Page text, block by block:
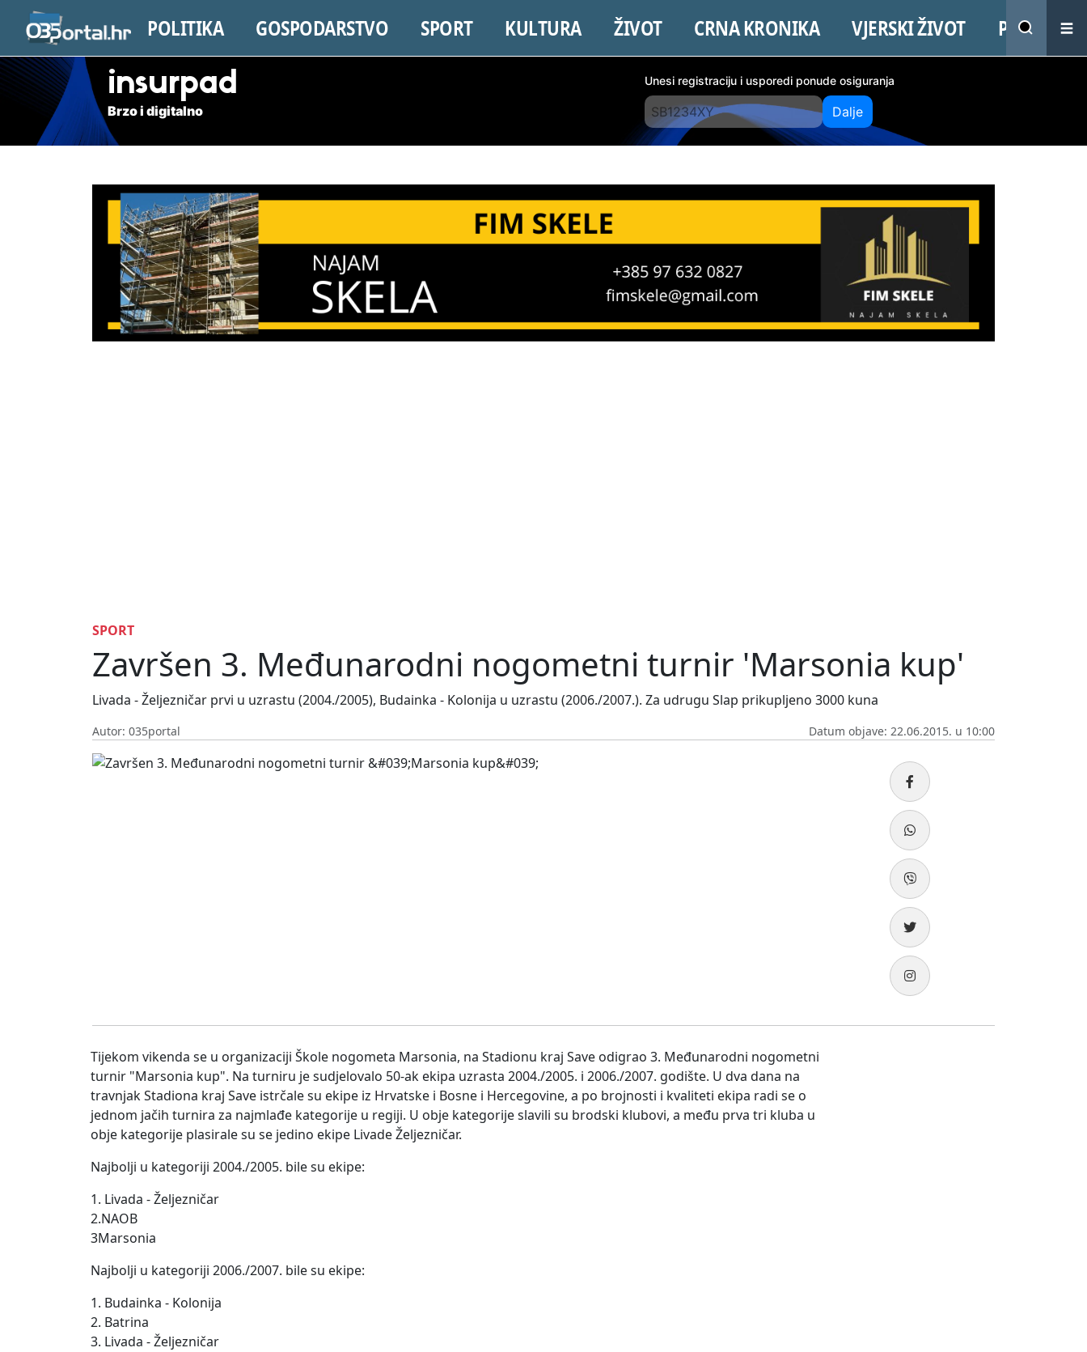
POLITIKA GOSPODARSTVO SPORT KULTURA ŽIVOT CRNA KRONIKA VJERSKI ŽIVOT PROMO
insurpad
Brzo i digitalno
Unesi registraciju i usporedi ponude osiguranja
Dalje
SPORT
Završen 3. Međunarodni nogometni turnir 'Marsonia kup'
Livada - Željezničar prvi u uzrastu (2004./2005), Budainka - Kolonija u uzrastu (2006./2007.). Za udrugu Slap prikupljeno 3000 kuna
Autor: 035portal Datum objave: 22.06.2015. u 10:00
Tijekom vikenda se u organizaciji Škole nogometa Marsonia, na Stadionu kraj Save odigrao 3. Međunarodni nogometni
turnir "Marsonia kup". Na turniru je sudjelovalo 50-ak ekipa uzrasta 2004./2005. i 2006./2007. godište. U dva dana na
travnjak Stadiona kraj Save istrčale su ekipe iz Hrvatske i Bosne i Hercegovine, a po brojnosti i kvaliteti ekipa radi se o
jednom jačih turnira za najmlađe kategorije u regiji. U obje kategorije slavili su brodski klubovi, a među prva tri kluba u
obje kategorije plasirale su se jedino ekipe Livade Željezničar.
Najbolji u kategoriji 2004./2005. bile su ekipe:
1. Livada - Željezničar
2.NAOB
3Marsonia
Najbolji u kategoriji 2006./2007. bile su ekipe:
1. Budainka - Kolonija
2. Batrina
3. Livada - Željezničar